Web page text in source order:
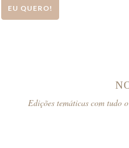
EU QUERO!
Edições temáticas com tudo